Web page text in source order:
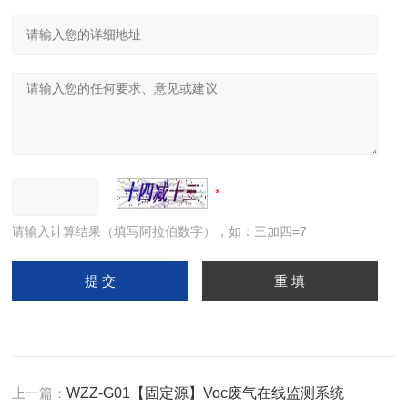
请输入计算结果（填写阿拉伯数字），如：三加四=7
上一篇：WZZ-G01【固定源】Voc废气在线监测系统